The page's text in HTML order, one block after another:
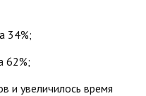
34%;
62%;
и увеличилось время